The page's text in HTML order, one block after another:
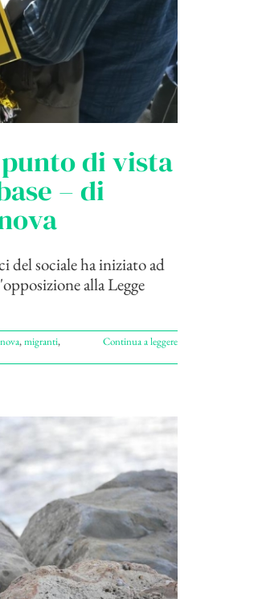
di vista
– di
del sociale ha iniziato ad
alla Legge
,migranti,
Continua a leggere